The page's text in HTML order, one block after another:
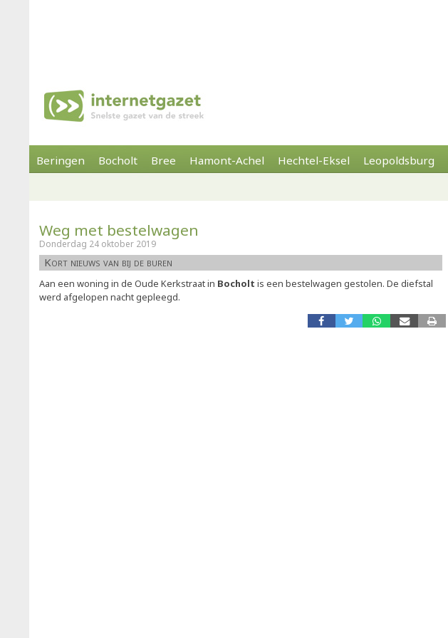
Beringen Bocholt Bree Hamont-Achel Hechtel-Eksel Leopoldsburg
Weg met bestelwagen
Donderdag 24 oktober 2019
Kort nieuws van bij de buren
Aan een woning in de Oude Kerkstraat in Bocholt is een bestelwagen gestolen. De diefstal
werd afgelopen nacht gepleegd.